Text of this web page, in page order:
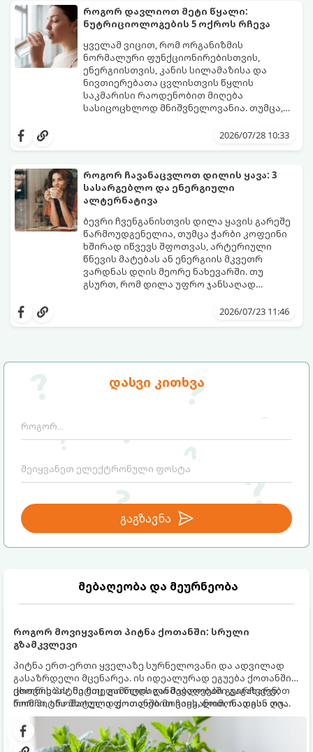
დასვი კითხვა
გაგზავნა
მებაღეობა და მეურნეობა
როგორ მოვიყვანოთ პიტნა ქოთანში: სრული
გზამკვლევი
პიტნა ერთ-ერთი ყველაზე სურნელოვანი და ადვილად
გასაზრდელი მცენარეა. ის იდეალურად ეგუება ქოთანში
ცხოვრებას, მეტიც, გამოცდილი მებაღეები გვირჩევენ,
რომ პიტნა მხოლოდ ქოთანში მოვიყვანოთ, რადგან ღია
გრუნტში (ბაღში) დარგვისას ის ფესვებით ძალიან
სწრაფად ვრცელდება და სხვა მცენარეებს ავიწროებს.
ქოთნის პიტნა მთელი წლის განმავლობაში გაგახარებთ
ნორჩი, არომატული ფოთლებით ჩაის, ლიმონათისა თუ
კერძებისთვის.
საშუალოდ 40-დან 50 წლამდე ასაკში იწყება
და შესაძლოა 4-დან 8 წლამდე
გაგრძელდეს).
იმისათვის, რომ ეს პერიოდი შფოთვის
გარეშე გაიაროთ, მნიშვნელოვანია
იცოდეთ, რა სიგნალებს გზავნის ორგანიზმი
და როგორ შეიმსუბუქოთ მდგომარეობა
მეან-გინეკოლოგებისა და
ნუტრიციოლოგების რეკომენდაციებით.
როგორ დავლიოთ მეტი წყალი:
ნუტრიციოლოგების 5 ოქროს რჩევა
ყველამ ვიცით, რომ ორგანიზმის
ნორმალური ფუნქციონირებისთვის,
ენერგიისთვის, კანის სილამაზისა და
ნივთიერებათა ცვლისთვის წყლის
საკმარისი რაოდენობით მიღება
სასიცოცხლოდ მნიშვნელოვანია. თუმცა,
უბრალოდ ჩვევის არქონის გამო, დღის
გამოწვევად რჩება.
დალევა ან მისი გემო მოსაწყენი
დაგეხმარებათ, წყლის სმა
ყოველდღიურ, სასიამოვნო ჩვევად
აქციოთ.
2026/07/28 10:33
როგორ ჩავანაცვლოთ დილის ყავა: 3
სასარგებლო და ენერგიული
ალტერნატივა
ბევრი ჩვენგანისთვის დილა ყავის გარეშე
წარმოუდგენელია, თუმცა ჭარბი კოფეინი
ხშირად იწვევს შფოთვას, არტერიული
წნევის მატებას ან ენერგიის მკვეთრ
ვარდნას დღის მეორე ნახევარში. თუ
გსურთ, რომ დილა უფრო ჯანსაღად
შეინარჩუნოთ, ექსპერტები ყავის სამ
თქვენთვის სასურველი სასმელი:2026/07/23 11:46